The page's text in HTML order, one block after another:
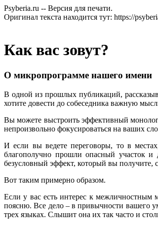
Psyberia.ru -- Версия для печати.
Оригинал текста находится тут: https://
Как вас зовут?
О микропрограмме нашего имени
В одной из прошлых публикаций,
хотите довести до собеседника важную
Вы можете выстроить эффективный
непроизвольно фокусироваться на ваших
И если вы ведете переговоры, то в
благополучно прошли опасный участок
безусловный эффект, который вы получите,
Вот таким примерно образом.
Если у вас есть интерес к межличностным
поясню. Все дело – в привычности вашего
трех языках. Слышит она их так часто и